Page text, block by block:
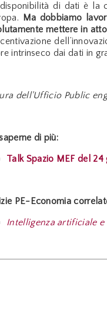
di dati è la
Ma dobbiamo
mettere in
intrinseco dai dati in
dell'Ufficio Public
di più:
Talk Spazio MEFdel 24
PE-Economia
Intelligenza artificiale